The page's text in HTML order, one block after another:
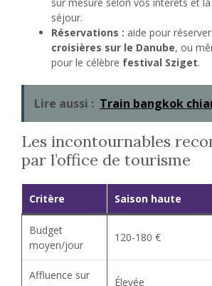
séjour.
Réservations : aide pour
croisières sur le Danube, ou
pour le célèbre festival Sziget.
Lire aussi : Train bangkok
Les incontournables
par l’office de tourisme
Critère Saison haute
Budget
moyen/jour
120-180 €
Affluence sur
Élevée